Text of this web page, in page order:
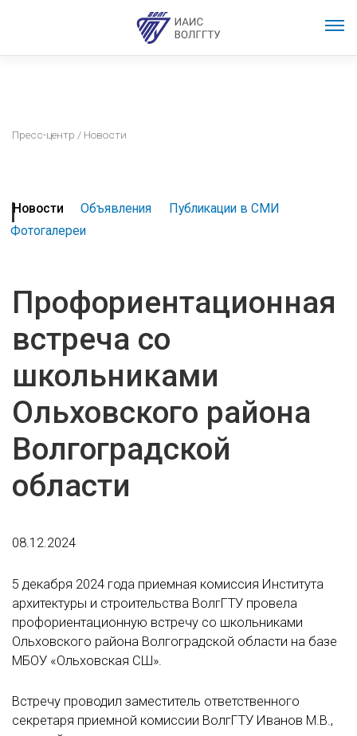
Пресс-центр / Новости
Новости Объявления
Публикации в СМИ
Фотогалереи
Профориентационная
встреча со
школьниками
Ольховского района
Волгоградской
области
08.12.2024
5 декабря 2024 года приемная комиссия Института
архитектуры и строительства ВолгГТУ провела
профориентационную встречу со школьниками
Ольховского района Волгоградской области на базе
МБОУ «Ольховская СШ».
Встречу проводил заместитель ответственного
секретаря приемной комиссии ВолгГТУ Иванов М.В.,